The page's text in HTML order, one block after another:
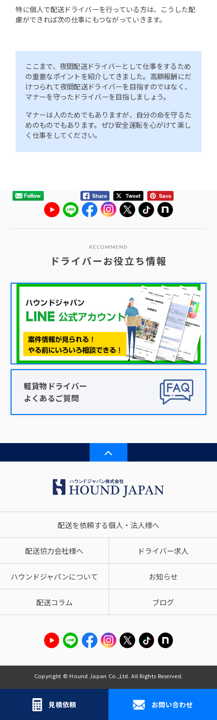
特に個人で配送ドライバーを行っている方は、こうした配
慮ができれば次の仕事にもつながっていきます。
ここまで、夜間配送ドライバーとして仕事をするため
の重要なポイントを紹介してきました。高額報酬にだ
けつられて夜間配送ドライバーを目指すのではなく、
マナーを守ったドライバーを目指しましょう。
マナーは人のためでもありますが、自分の命を守るた
めのものでもあります。ぜひ安全運転を心がけて楽し
く仕事をしてください。
RECOMMEND
ドライバーお役立ち情報
軽貨物ドライバー
よくあるご質問
配送を依頼する個人・法人様へ
配送協力会社様へ ドライバー求人
ハウンドジャパンについて お知らせ
配送コラム ブログ
見積依頼 お問い合わせ
Copyright © Hound Japan Co.,Ltd. All Rights Reserved.